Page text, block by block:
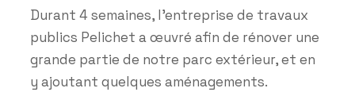
Durant 4 semaines, l'entreprise de travaux
publics Pelichet a œuvré afin de rénover une
grande partie de notre parc extérieur, et en
y ajoutant quelques aménagements.